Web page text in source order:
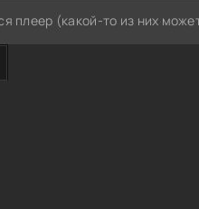
плеер (какой-то из них